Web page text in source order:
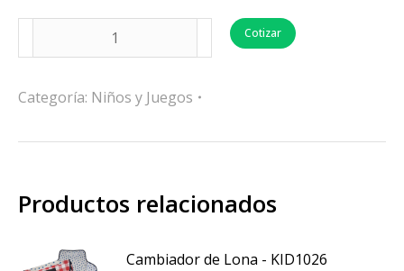
Cotizar
Categoría: Niños y Juegos
Productos relacionados
Cambiador de Lona - KID1026